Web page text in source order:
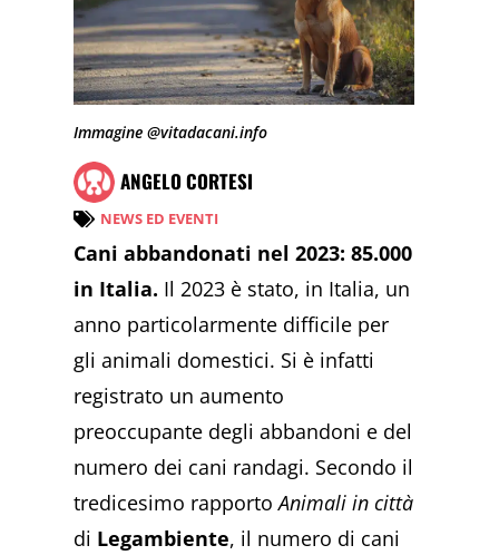
Immagine @vitadacani.info
ANGELO CORTESI
NEWS ED EVENTI
Cani abbandonati nel 2023: 85.000
in Italia. Il 2023 è stato, in Italia, un
anno particolarmente difficile per
gli animali domestici. Si è infatti
registrato un aumento
preoccupante degli abbandoni e del
numero dei cani randagi. Secondo il
tredicesimo rapportoAnimali in città
di Legambiente, il numero di cani